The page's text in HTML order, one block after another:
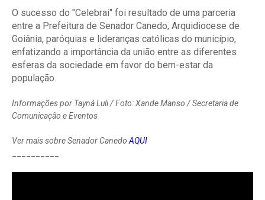
O sucesso do "Celebrai" foi resultado de uma parceria
entre a Prefeitura de Senador Canedo, Arquidiocese de
Goiânia, paróquias e lideranças católicas do município,
enfatizando a importância da união entre as diferentes
esferas da sociedade em favor do bem-estar da
população.
Informações por Tayná Luli / Foto: Xande Manso / Secretaria de
Comunicação e Eventos
Ver mais sobre Senador CanedoAQUI